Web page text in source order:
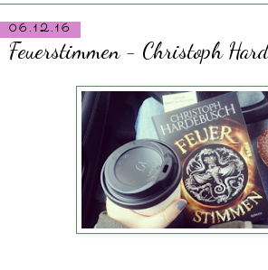
06.12.16
Feuerstimmen - Christoph